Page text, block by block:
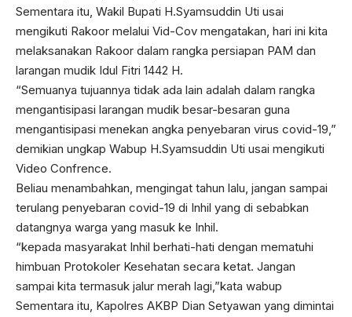
Sementara itu, Wakil Bupati H.Syamsuddin Uti usai
mengikuti Rakoor melalui Vid-Cov mengatakan, hari ini kita
melaksanakan Rakoor dalam rangka persiapan PAM dan
larangan mudik Idul Fitri 1442 H.
“Semuanya tujuannya tidak ada lain adalah dalam rangka
mengantisipasi larangan mudik besar-besaran guna
mengantisipasi menekan angka penyebaran virus covid-19,”
demikian ungkap Wabup H.Syamsuddin Uti usai mengikuti
Video Confrence.
Beliau menambahkan, mengingat tahun lalu, jangan sampai
terulang penyebaran covid-19 di Inhil yang di sebabkan
datangnya warga yang masuk ke Inhil.
“kepada masyarakat Inhil berhati-hati dengan mematuhi
himbuan Protokoler Kesehatan secara ketat. Jangan
sampai kita termasuk jalur merah lagi,”kata wabup
Sementara itu, Kapolres AKBP Dian Setyawan yang dimintai